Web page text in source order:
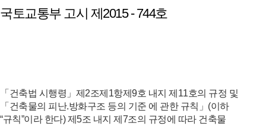
국토교통부 고시 제2015 - 744호
「건축법 시행령」제2조제1항제9호 내지 제11호의 규정 및
「건축물의 피난.방화구조 등의 기준 에 관한 규칙」(이하
“규칙”이라 한다) 제5조 내지 제7조의 규정에 따라 건축물